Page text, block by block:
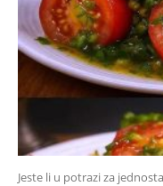
Jeste li u potrazi za